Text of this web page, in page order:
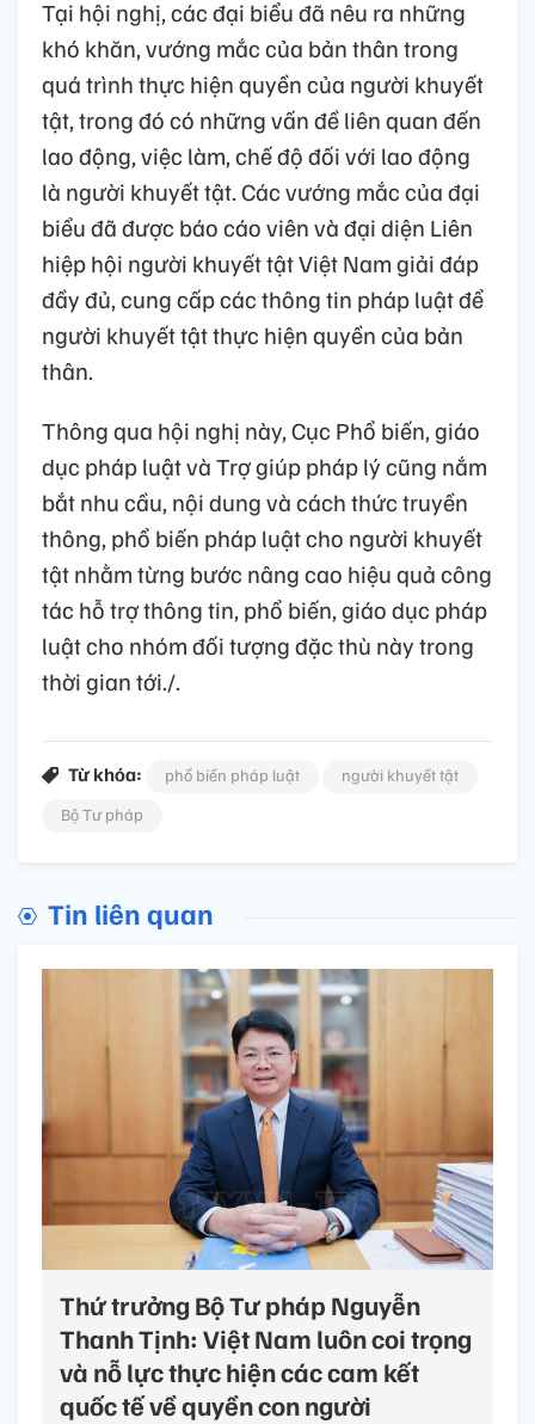
Tại hội nghị, các đại biểu đã nêu ra những
khó khăn, vướng mắc của bản thân trong
quá trình thực hiện quyền của người khuyết
tật, trong đó có những vấn đề liên quan đến
lao động, việc làm, chế độ đối với lao động
là người khuyết tật. Các vướng mắc của đại
biểu đã được báo cáo viên và đại diện Liên
hiệp hội người khuyết tật Việt Nam giải đáp
đầy đủ, cung cấp các thông tin pháp luật để
người khuyết tật thực hiện quyền của bản
thân.
Thông qua hội nghị này, Cục Phổ biến, giáo
dục pháp luật và Trợ giúp pháp lý cũng nắm
bắt nhu cầu, nội dung và cách thức truyền
thông, phổ biến pháp luật cho người khuyết
tật nhằm từng bước nâng cao hiệu quả công
tác hỗ trợ thông tin, phổ biến, giáo dục pháp
luật cho nhóm đối tượng đặc thù này trong
thời gian tới./.
Từ khóa: phổ biến pháp luật
người khuyết tật
Bộ Tư pháp
Tin liên quan
Thứ trưởng Bộ Tư pháp Nguyễn
Thanh Tịnh: Việt Nam luôn coi trọng
và nỗ lực thực hiện các cam kết
quốc tế về quyền con người